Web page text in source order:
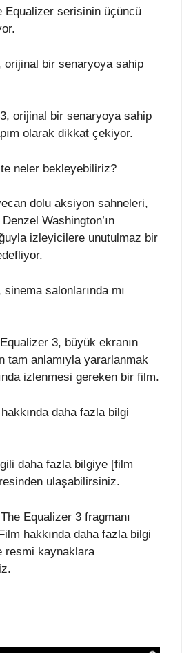
Equalizer serisinin üçüncü
orijinal bir senaryoya sahip
orijinal bir senaryoya sahip
olarak dikkat çekiyor.
neler bekleyebiliriz?
dolu aksiyon sahneleri,
Washington’ın
izleyicilere unutulmaz bir
salonlarında mı
3, büyük ekranın
tam anlamıyla yararlanmak
izlenmesi gereken bir film.
daha fazla bilgi
daha fazla bilgiye [film
ulaşabilirsiniz.
Equalizer 3 fragmanı
hakkında daha fazla bilgi
resmi kaynaklara